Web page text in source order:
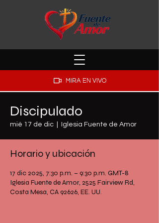
MIRA EN VIVO
Discipulado
mié 17 de dic Iglesia Fuente de Amor
Horario y ubicación
17 dic 2025, 7:30 p.m. – 9:30 p.m. GMT-8
Iglesia Fuente de Amor, 2525 Fairview Rd,
Costa Mesa, CA 92626, EE. UU.